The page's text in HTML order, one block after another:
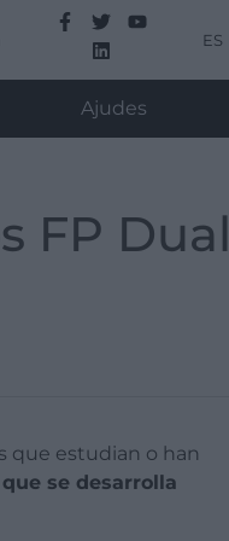
ES
Ajudes
FP Dual
que estudian o han
se desarrolla